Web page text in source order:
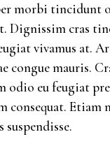
morbi tincidunt
Dignissim cras
vivamus at.
congue mauris.
odio eu feugiat
consequat. Etiam
suspendisse.